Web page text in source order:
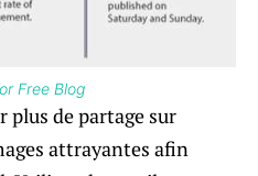
Free Blog
plus de partage sur
attrayantes afin